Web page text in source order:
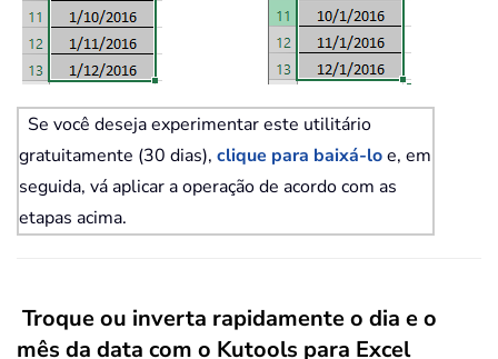
Se você deseja experimentar este utilitário
gratuitamente (30 dias), clique para baixá-loe, em
seguida, vá aplicar a operação de acordo com as
etapas acima.
Troque ou inverta rapidamente o dia e o
mês da data com o Kutools para Excel